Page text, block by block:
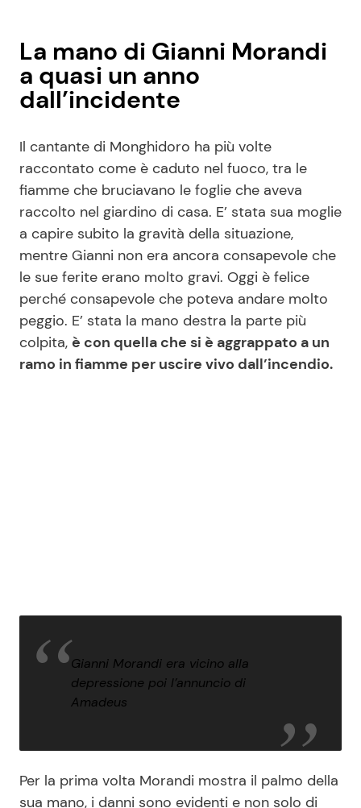
Privacy Policy
La mano di Gianni Morandi
a quasi un anno
dall’incidente
Il cantante di Monghidoro ha più volte
raccontato come è caduto nel fuoco, tra le
fiamme che bruciavano le foglie che aveva
raccolto nel giardino di casa. E’ stata sua moglie
a capire subito la gravità della situazione,
mentre Gianni non era ancora consapevole che
le sue ferite erano molto gravi. Oggi è felice
perché consapevole che poteva andare molto
peggio. E’ stata la mano destra la parte più
colpita, è con quella che si è aggrappato a un
ramo in fiamme per uscire vivo dall’incendio.
Gianni Morandi era vicino alla
depressione poi l’annuncio di
Amadeus
Per la prima volta Morandi mostra il palmo della
sua mano, i danni sono evidenti e non solo di